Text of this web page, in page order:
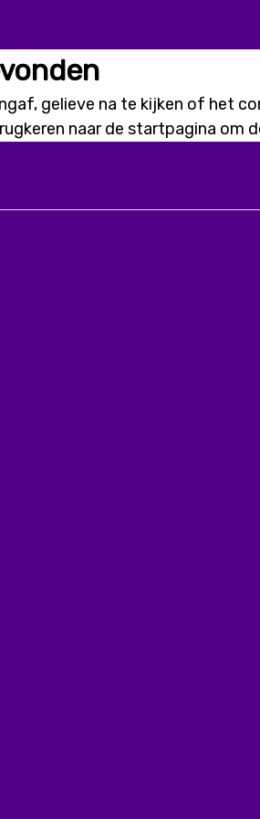
gelieve na te kijken of het
naar de startpagina om